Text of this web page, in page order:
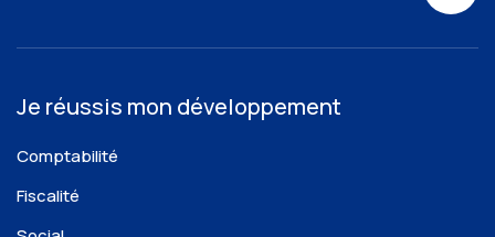
Je réussis mon développement
Comptabilité
Fiscalité